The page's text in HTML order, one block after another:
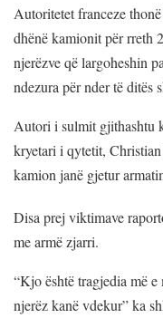
Autoritetet franceze
dhënë kamionit për rreth
njerëzve që largoheshin
ndezura për nder të ditës
Autori i sulmit gjithashtu
kryetari i qytetit,
kamion janë gjetur
Disa prej viktimave
me armë zjarri.
“Kjo është tragjedia më
njerëz kanë vdekur” ka